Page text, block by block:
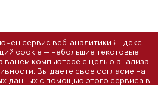
сервис веб-аналитики Яндекс
cookie — небольшие текстовые
компьютере с целью анализа
Вы даете свое согласие на
данных с помощью этого сервиса в